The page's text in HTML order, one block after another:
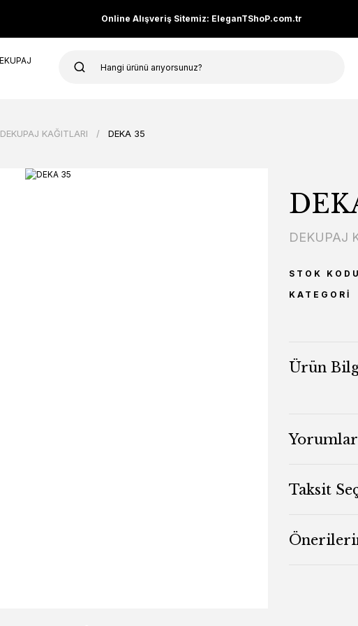
Online Alışveriş Sitemiz: EleganTShoP.com.tr
DEKUPAJ KAĞITLARI DEKA 35
DEKUPAJ
STOK KODU
KATEGORI
Ürün
Yorumlar
Taksit